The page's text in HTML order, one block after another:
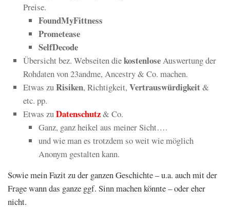
Preise.
FoundMyFittness
Prometease
SelfDecode
Übersicht bez. Webseiten diekostenloseAuswertung der
Rohdaten von 23andme, Ancestry & Co. machen.
Etwas zuRisiken, Richtigkeit, Vertrauswürdigkeit&
etc. pp.
Etwas zuDatenschutz& Co.
Ganz, ganz heikel aus meiner Sicht….
und wie man es trotzdem so weit wie möglich
Anonym gestalten kann.
Sowie mein Fazit zu der ganzen Geschichte – u.a. auch mit der
Frage wann das ganze ggf. Sinn machen könnte – oder eher
nicht.